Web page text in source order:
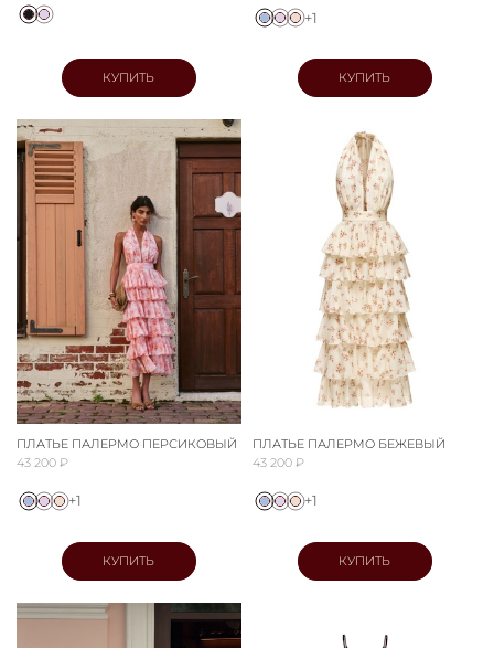
КУПИТЬ
+1
КУПИТЬ
ПЛАТЬЕ ПАЛЕРМО ПЕРСИКОВЫЙ
43 200 ₽
+1
КУПИТЬ
ПЛАТЬЕ ПАЛЕРМО БЕЖЕВЫЙ
43 200 ₽
+1
КУПИТЬ